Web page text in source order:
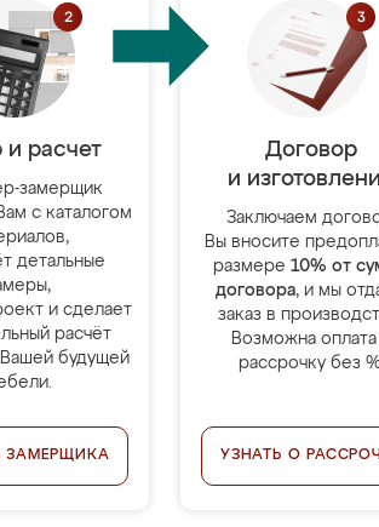
и расчет
замерщик
с каталогом
детальные
и сделает
расчёт
будущей
ЗАМЕРЩИКА
Договор
и
Заключаем
Вы вносите
размере 10% от
договора, и мы
заказ в
Возможна оплата
рассрочку без
УЗНАТЬ О